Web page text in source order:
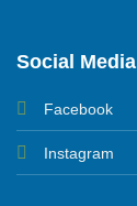
Social Media
Facebook
Instagram